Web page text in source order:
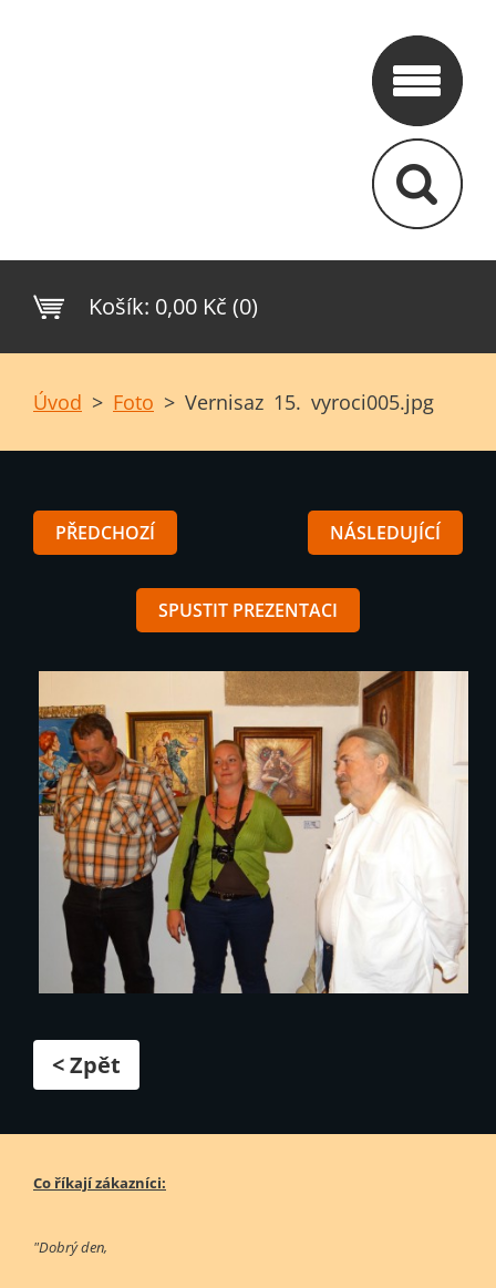
Košík: 0,00 Kč (0)
Úvod > Foto > Vernisaz 15. vyroci005.jpg
PŘEDCHOZÍ NÁSLEDUJÍCÍ
SPUSTIT PREZENTACI
< Zpět
Co říkají zákazníci:
"Dobrý den,